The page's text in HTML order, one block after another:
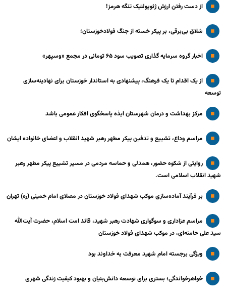
از دست رفتن ارزش ژئوپولتیک تنگه هرمز!
شلاق‌ بی‌برقی، بر پیکر خسته‌ از جنگ فولادخوزستان؛
اخبار گروه سرمایه گذاری تصویب سود ۶۵ تومانی در مجمع «وسپهر»
از یک اقدام تا یک فرهنگ، پیشنهادی به استاندار خوزستان برای نهادینه‌سازی
توسعه
مرکز بهداشت و درمان شهرستان ایذه پاسخگوی افکار عمومی باشد
مراسم وداع، تشییع و تدفین پیکر مطهر رهبر شهید انقلاب و اعضای خانواده ایشان
روایتی از شکوه حضور، همدلی و حماسه مردمی در مسیر تشییع پیکر مطهر رهبر
شهید انقلاب اسلامی است.
بر فرآیند آماده‌سازی موکب شهدای فولاد خوزستان در مصلای امام خمینی (ره) تهران
مراسم عزاداری و سوگواری شهادت رهبر شهید، قائد امت اسلام، حضرت آیت‌الله
سید علی خامنه‌ای، در موکب شهدای فولاد خوزستان
ویژگی برجسته امام شهید معرفت به خداوند بود
خواهرخواندگی؛ بستری برای توسعه دانش‌بنیان و بهبود کیفیت زندگی شهری